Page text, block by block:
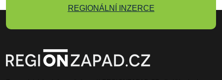
REGIONÁLNÍ INZERCE